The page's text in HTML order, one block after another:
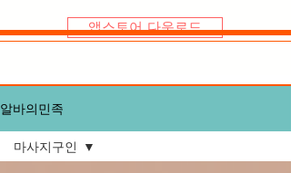
앱스토어 다운로드
알바의민족
마사지구인